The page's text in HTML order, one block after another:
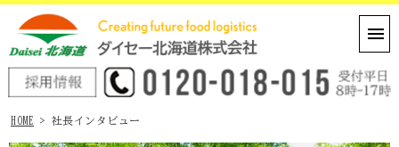
HOME > 社長インタビュー